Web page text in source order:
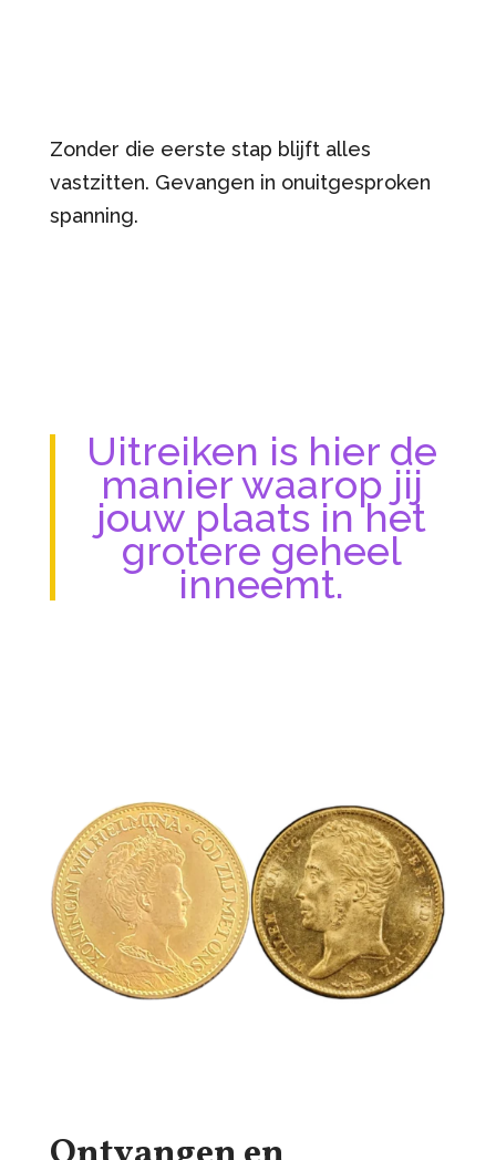
Zonder die eerste stap blijft alles
vastzitten. Gevangen in onuitgesproken
spanning.
Uitreiken is hier de
manier waarop jij
jouw plaats in het
grotere geheel
inneemt.